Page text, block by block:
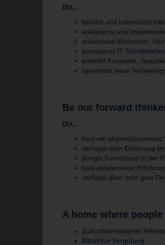
DU...
berätst und unterstützt
analysierst und
entwickelst Methoden,
konzipierst IT-
erstellst Konzepte,
bewertest neue
Be our forward
DU...
hast ein
verfügst über Erfahrung
bringst Kenntnisse in der
hast idealerweise
verfügst über sehr gute
A home where
Zukunftsorientierter
Attraktive Vergütung